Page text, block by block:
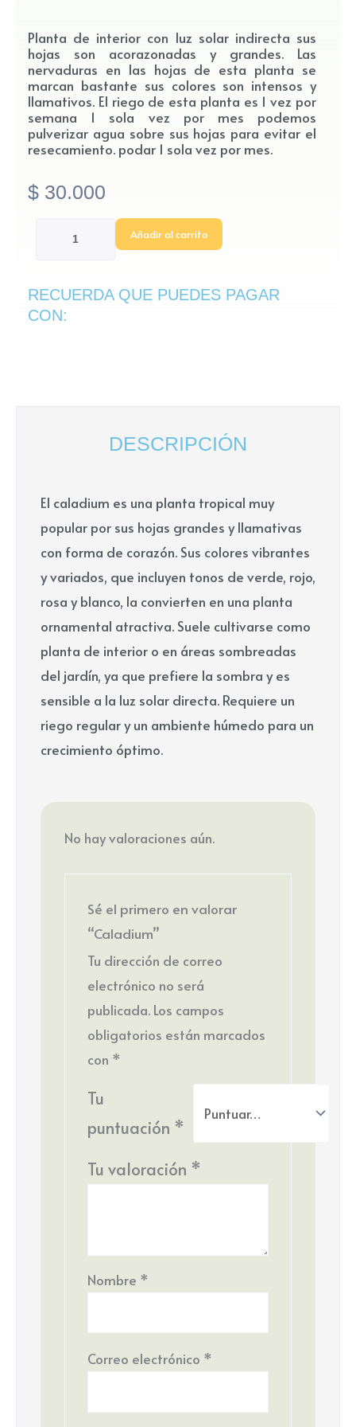
Planta de interior con luz solar indirecta sus
hojas son acorazonadas y grandes. Las
nervaduras en las hojas de esta planta se
marcan bastante sus colores son intensos y
llamativos. El riego de esta planta es 1 vez por
semana 1 sola vez por mes podemos
pulverizar agua sobre sus hojas para evitar el
resecamiento. podar 1 sola vez por mes.
$ 30.000
Añadir al carrito
RECUERDA QUE PUEDES PAGAR
CON:
DESCRIPCIÓN
El caladium es una planta tropical muy
popular por sus hojas grandes y llamativas
con forma de corazón. Sus colores vibrantes
y variados, que incluyen tonos de verde, rojo,
rosa y blanco, la convierten en una planta
ornamental atractiva. Suele cultivarse como
planta de interior o en áreas sombreadas
del jardín, ya que prefiere la sombra y es
sensible a la luz solar directa. Requiere un
riego regular y un ambiente húmedo para un
crecimiento óptimo.
No hay valoraciones aún.
Sé el primero en valorar
“Caladium”
Tu dirección de correo
electrónico no será
publicada. Los campos
obligatorios están marcados
con *
Tu
puntuación *
Tu valoración *
Nombre *
Correo electrónico *